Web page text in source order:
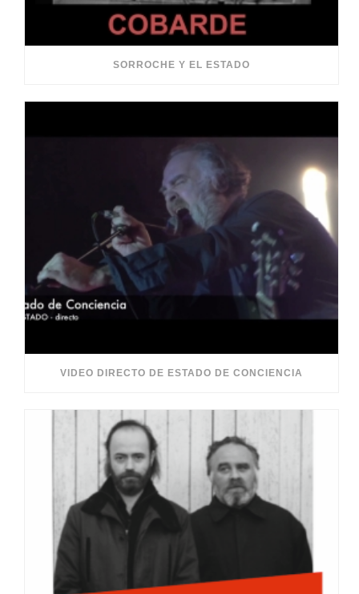
SORROCHE Y EL ESTADO
VIDEO DIRECTO DE ESTADO DE CONCIENCIA